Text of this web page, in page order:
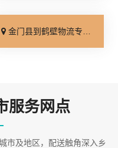
金门县到鹤壁物流专线_价格实惠「多久时间」
服务网点
市及地区，配送触角深入乡